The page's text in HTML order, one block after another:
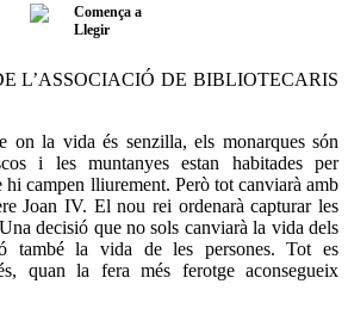
Comença a
Llegir
L’ASSOCIACIÓ DE BIBLIOTECARIS
on la vida és senzilla, els monarques són
i les muntanyes estan habitades per
hi campen lliurement. Però tot canviarà amb
Joan IV. El nou rei ordenarà capturar les
decisió que no sols canviarà la vida dels
també la vida de les persones. Tot es
quan la fera més ferotge aconsegueix